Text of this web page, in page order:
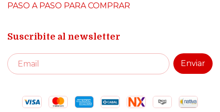
PASO A PASO PARA COMPRAR
Suscribite al newsletter